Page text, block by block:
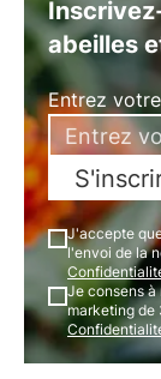
abeilles
Entrez
J'accepte
l'envoi de la
Je consens
marketing de